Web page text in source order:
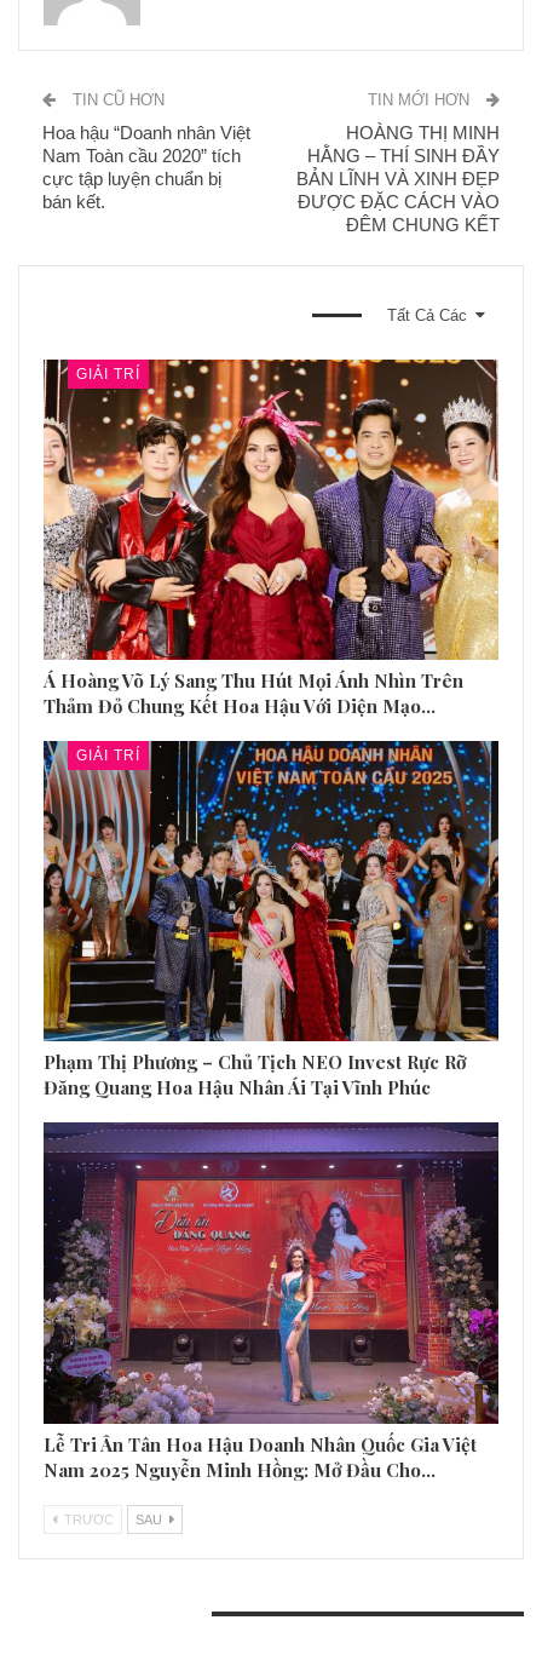
TIN CŨ HƠN
Hoa hậu “Doanh nhân Việt
Nam Toàn cầu 2020” tích
cực tập luyện chuẩn bị
bán kết.
TIN MỚI HƠN
HOÀNG THỊ MINH
HẰNG – THÍ SINH ĐẦY
BẢN LĨNH VÀ XINH ĐẸP
ĐƯỢC ĐẶC CÁCH VÀO
ĐÊM CHUNG KẾT
Tất Cả Các
GIẢI TRÍ
Á Hoàng Võ Lý Sang Thu Hút Mọi Ánh Nhìn Trên
Thảm Đỏ Chung Kết Hoa Hậu Với Diện Mạo…
GIẢI TRÍ
Phạm Thị Phương – Chủ Tịch NEO Invest Rực Rỡ
Đăng Quang Hoa Hậu Nhân Ái Tại Vĩnh Phúc
Lễ Tri Ân Tân Hoa Hậu Doanh Nhân Quốc Gia Việt
Nam 2025 Nguyễn Minh Hồng: Mở Đầu Cho…
TRƯƠC SAU